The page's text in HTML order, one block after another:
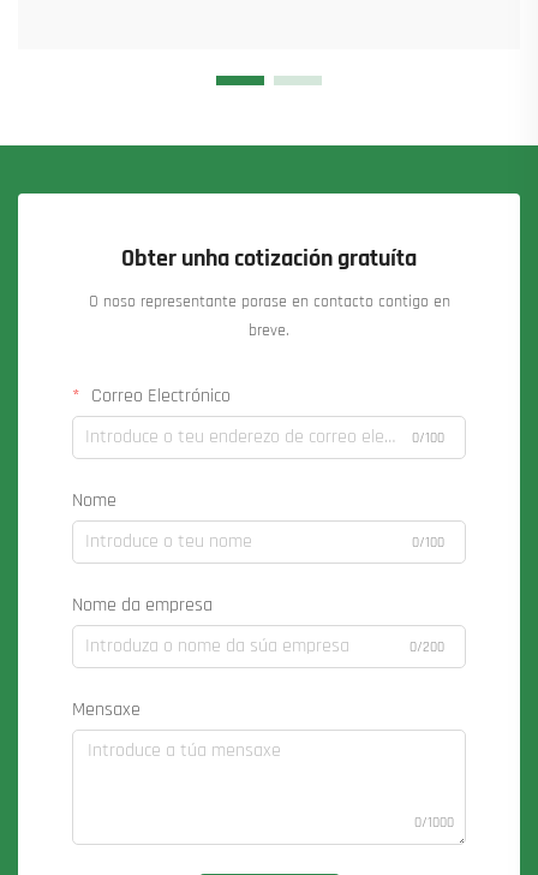
Obter unha cotización gratuíta
O noso representante porase en contacto contigo en
breve.
Correo Electrónico
0/100
Nome
0/100
Nome da empresa
0/200
Mensaxe
0/1000